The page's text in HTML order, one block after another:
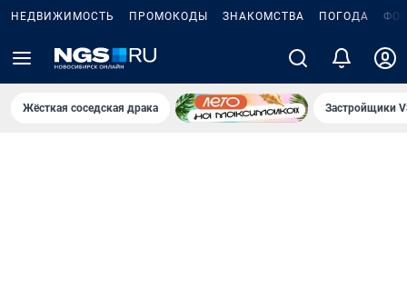
НЕДВИЖИМОСТЬ ПРОМОКОДЫ ЗНАКОМСТВА ПОГОДА
Жёсткая соседская драка Застройщики